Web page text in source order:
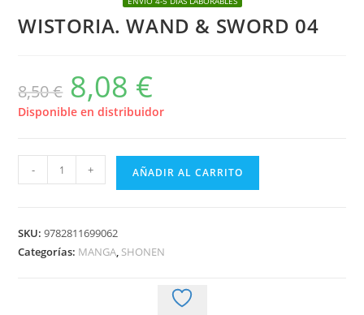
WISTORIA. WAND & SWORD 04
8,50€
El
precio
original
era:
8,08 €
es:
Disponible en distribuidor
WISTORIA.
WAND
04
- + AÑADIR AL CARRITO
SKU:9782811699062
Categorías: MANGA, SHONEN